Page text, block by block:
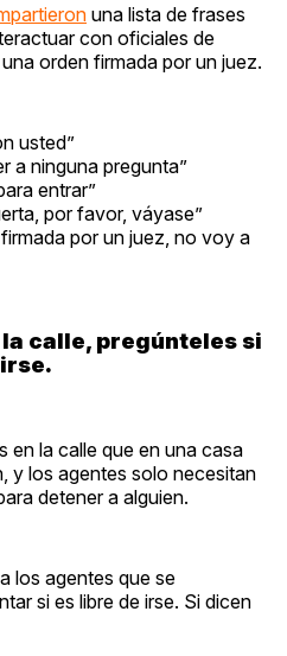
una lista de frases
con oficiales de
orden firmada por un juez.
usted”
a ninguna pregunta”
entrar”
por favor, váyase”
por un juez, no voy a
la calle, pregúnteles si
en la calle que en una casa
y los agentes solo necesitan
detener a alguien.
los agentes que se
si es libre de irse. Si dicen